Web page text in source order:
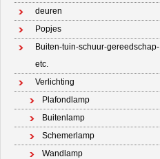
deuren
Popjes
Buiten-tuin-schuur-gereedschap-
etc.
Verlichting
Plafondlamp
Buitenlamp
Schemerlamp
Wandlamp